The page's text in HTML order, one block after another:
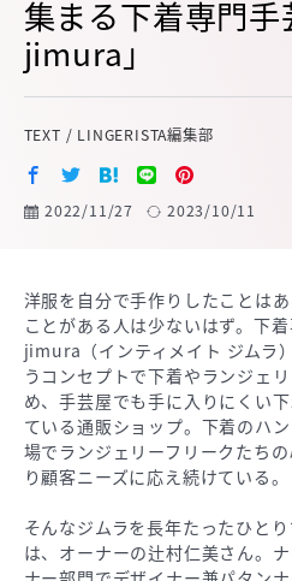
集まる下着専門
jimura」
TEXT / LINGERISTA編集部
2022/11/27 2023/10/11
洋服を自分で手作りしたことは
ことがある人は少ないはず。下
jimura（インティメイト ジムラ
うコンセプトで下着やランジェ
め、手芸屋でも手に入りにくい
ている通販ショップ。下着のハ
場でランジェリーフリークたち
り顧客ニーズに応え続けている。
そんなジムラを長年たったひと
は、オーナーの辻村仁美さん。